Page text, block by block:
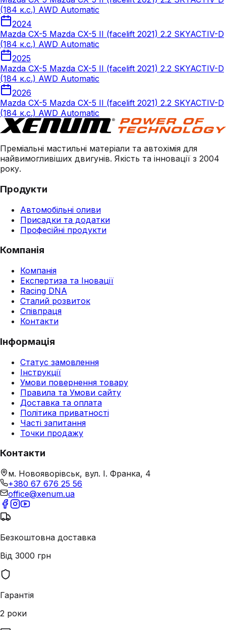
(184 к.с.) AWD Automatic
2024
Mazda CX-5 Mazda CX-5 II (facelift 2021) 2.2 SKYACTIV-D
(184 к.с.) AWD Automatic
2025
Mazda CX-5 Mazda CX-5 II (facelift 2021) 2.2 SKYACTIV-D
(184 к.с.) AWD Automatic
2026
Mazda CX-5 Mazda CX-5 II (facelift 2021) 2.2 SKYACTIV-D
(184 к.с.) AWD Automatic
Преміальні мастильні матеріали та автохімія для
найвимогливіших двигунів. Якість та інновації з 2004
року.
Продукти
Автомобільні оливи
Присадки та додатки
Професійні продукти
Компанія
Компанія
Експертиза та Іновації
Racing DNA
Сталий розвиток
Співпраця
Контакти
Інформація
Статус замовлення
Інструкції
Умови повернення товару
Правила та Умови сайту
Доставка та оплата
Політика приватності
Часті запитання
Точки продажу
Контакти
м. Новояворівськ, вул. І. Франка, 4
+380 67 676 25 56
office@xenum.ua
Безкоштовна доставка
Від 3000 грн
Гарантія
2 роки